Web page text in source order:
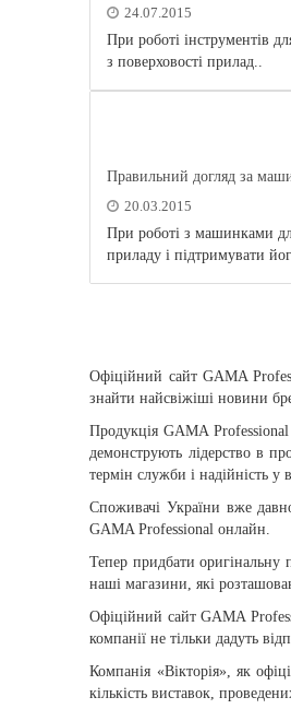
24.07.2015
При роботі інструментів
з поверховості прилад..
Правильний догляд за
20.03.2015
При роботі з машинками
приладу і підтримувати
Офіційний сайт GAMA
знайти найсвіжіші новини
Продукція GAMA
демонструють лідерство в
термін служби і надійність у
Споживачі України вже
GAMA Professional онлайн.
Тепер придбати
наші магазини, які
Офіційний сайт GAMA
компанії не тільки дадуть
Компанія «Вікторія», як
кількість виставок,